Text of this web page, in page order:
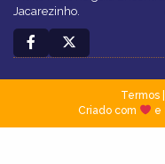
Jacarezinho.
Termos|
Criado com
e